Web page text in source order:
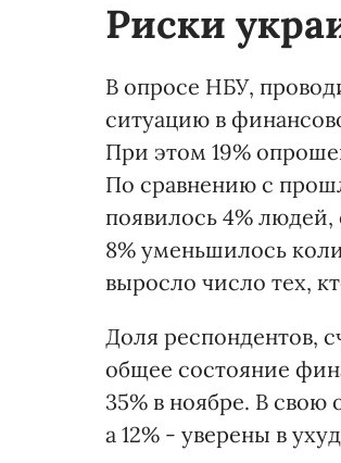
Риски
В опросе НБУ,
ситуацию в
При этом 19%
По сравнению с
появилось 4%
8% уменьшилось
выросло число тех,
Доля респондентов,
общее состояние
35% в ноябре. В
а 12% - уверены в